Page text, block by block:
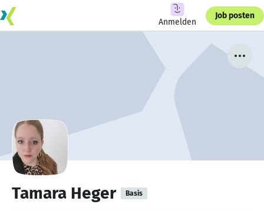
Anmelden
Job posten
Tamara Heger Basis